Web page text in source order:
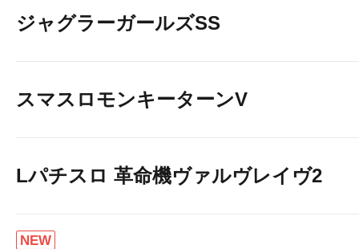
ジャグラーガールズSS
スマスロモンキーターンV
Lパチスロ 革命機ヴァルヴレイヴ2
NEW